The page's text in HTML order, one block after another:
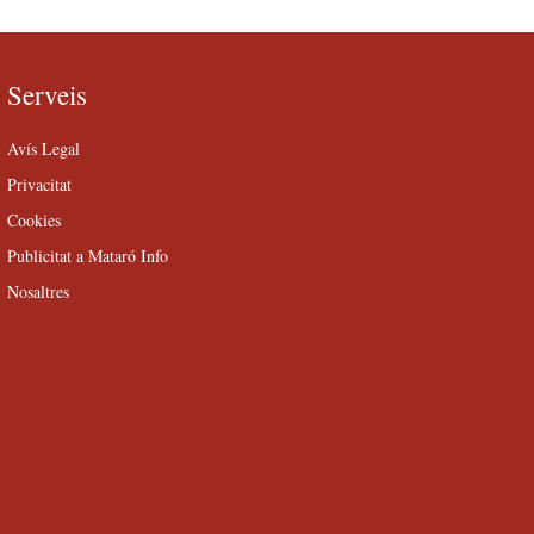
Serveis
Avís Legal
Privacitat
Cookies
Publicitat a Mataró Info
Nosaltres